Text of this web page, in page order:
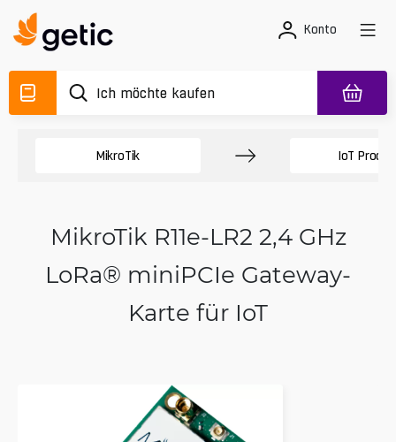
Konto
MikroTik IoT
MikroTik R11e-LR2 2,4 GHz
LoRa® miniPCIe Gateway-
Karte für IoT